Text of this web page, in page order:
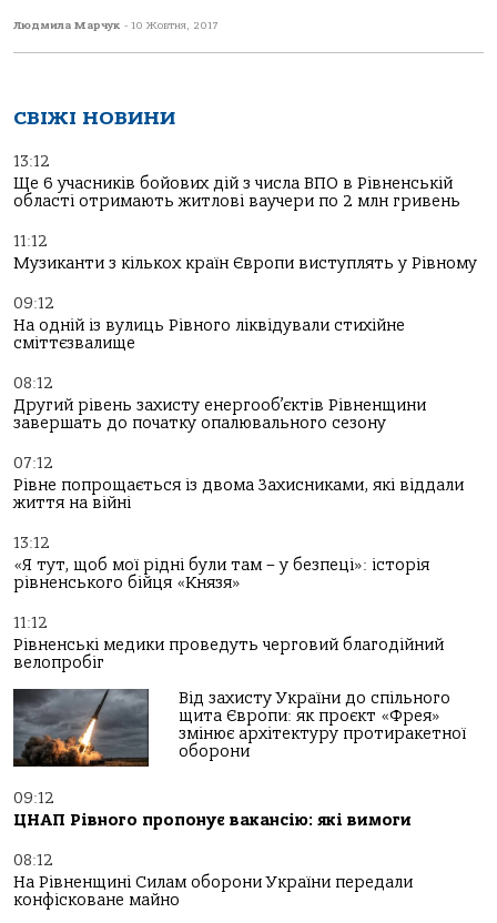
Людмила Марчук - 10 Жовтня, 2017
СВІЖІ НОВИНИ
13:12
Ще 6 учасників бойових дій з числа ВПО в Рівненській
області отримають житлові ваучери по 2 млн гривень
11:12
Музиканти з кількох країн Європи виступлять у Рівному
09:12
На одній із вулиць Рівного ліквідували стихійне
сміттєзвалище
08:12
Другий рівень захисту енергооб’єктів Рівненщини
завершать до початку опалювального сезону
07:12
Рівне попрощається із двома Захисниками, які віддали
життя на війні
13:12
«Я тут, щоб мої рідні були там – у безпеці»: історія
рівненського бійця «Князя»
11:12
Рівненські медики проведуть черговий благодійний
велопробіг
Від захисту України до спільного
щита Європи: як проєкт «Фрея»
змінює архітектуру протиракетної
оборони
09:12
ЦНАП Рівного пропонує вакансію: які вимоги
08:12
На Рівненщині Силам оборони України передали
конфісковане майно